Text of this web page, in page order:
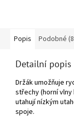
Popis Podobné
Detailní
Držák umožňuje
střechy (horní
utahují nízkým
spoje.